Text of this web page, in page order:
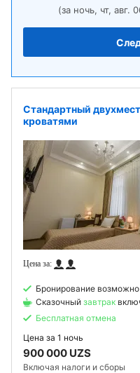
(за ночь, чт, авг.
Стандартный
кроватями
Бронирование возможно
Сказочный завтрак
Бесплатная отмена
Цена за 1 ночь
900 000 UZS
Включая налоги и сборы